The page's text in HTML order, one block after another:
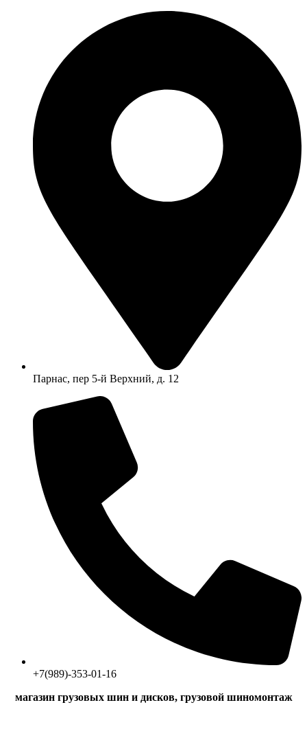
Парнас, пер 5-й Верхний, д. 12
+7(989)-353-01-16
магазин грузовых шин и дисков, грузовой шиномонтаж